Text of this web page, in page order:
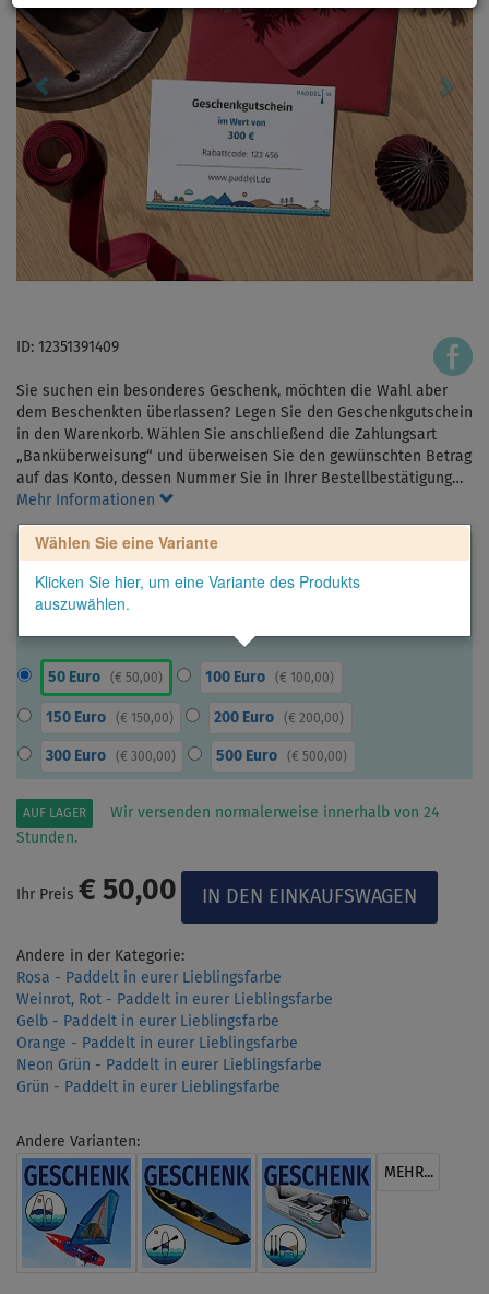
ID: 12351391409
Sie suchen ein besonderes Geschenk, möchten die Wahl aber
dem Beschenkten überlassen? Legen Sie den Geschenkgutschein
in den Warenkorb. Wählen Sie anschließend die Zahlungsart
„Banküberweisung“ und überweisen Sie den gewünschten Betrag
auf das Konto, dessen Nummer Sie in Ihrer Bestellbestätigung…
Mehr Informationen
Wählen Sie eine Variante
Klicken Sie hier, um eine Variante des Produkts
auszuwählen.
50 Euro ( € 50,00) 100 Euro (€ 100,00)
150 Euro ( € 150,00) 200 Euro (€ 200,00)
300 Euro ( € 300,00) 500 Euro (€ 500,00)
AUF LAGER
Wir versenden normalerweise innerhalb von 24
Stunden.
Ihr Preis € 50,00
Andere in der Kategorie:
Rosa - Paddelt in eurer Lieblingsfarbe
Weinrot, Rot - Paddelt in eurer Lieblingsfarbe
Gelb - Paddelt in eurer Lieblingsfarbe
Orange - Paddelt in eurer Lieblingsfarbe
Neon Grün - Paddelt in eurer Lieblingsfarbe
Grün - Paddelt in eurer Lieblingsfarbe
Andere Varianten:
MEHR...